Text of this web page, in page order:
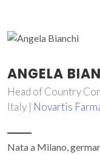
ANGELA
Head of Country
Italy | Novartis
Nata a Milano,